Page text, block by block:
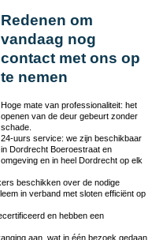
Redenen om
vandaag nog
contact met ons op
te nemen
Hoge mate van professionaliteit: het
openen van de deur gebeurt zonder
schade.
24-uurs service: we zijn beschikbaar
in Dordrecht Boeroestraat en
omgeving en in heel Dordrecht op elk
beschikken over de nodige
in verband met sloten efficiënt op
en hebben een
aan, wat in één bezoek gedaan